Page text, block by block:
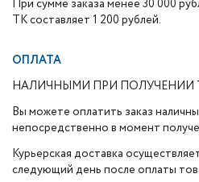
При сумме заказа менее 30 000
ТК составляет 1 200 рублей.
ОПЛАТА
НАЛИЧНЫМИ ПРИ ПОЛУЧЕНИИ
Вы можете оплатить заказ
непосредственно в момент
Курьерская доставка
следующий день после оплаты